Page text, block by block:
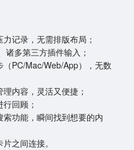
记录，无需排版布局；
诸多第三方插件输入；
PC/Mac/Web/App），无数
内容，灵活又便捷；
回顾；
功能，瞬间找到想要的内
之间连接。